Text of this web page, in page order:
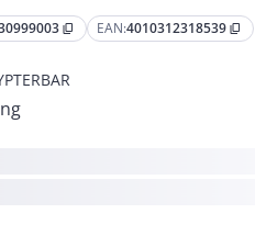
content_copy EAN:4010312318539 content_copy